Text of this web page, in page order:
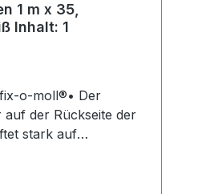
1 m x 35,
Inhalt: 1
o-moll®• Der
auf der Rückseite der
stark auf